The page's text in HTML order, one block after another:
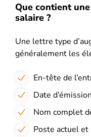
Que contient
salaire ?
Une lettre type
généralement les
En-tête de
Date d’émission
Nom complet
Poste actuel